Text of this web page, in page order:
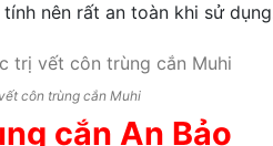
nên rất an toàn khi sử
côn trùng cắn Muhi
cắn An Bảo